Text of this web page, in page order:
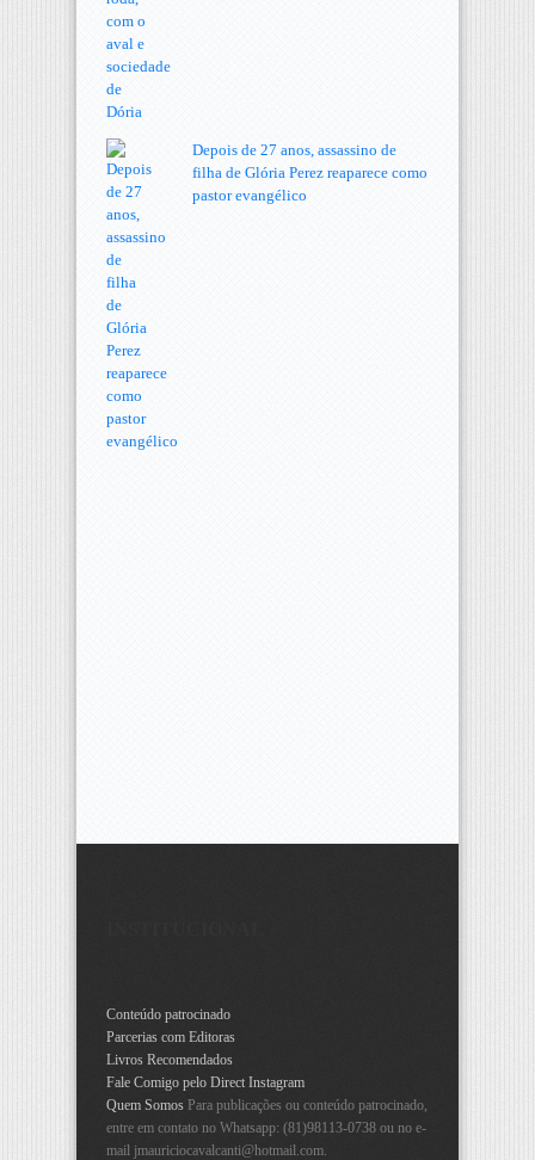
Depois de 27 anos, assassino de
filha de Glória Perez reaparece como
pastor evangélico
Conteúdo patrocinado
Parcerias com Editoras
Livros Recomendados
Fale Comigo pelo Direct Instagram
Quem Somos Para publicações ou conteúdo patrocinado,
entre em contato no Whatsapp: (81)98113-0738 ou no e-
mail jmauriciocavalcanti@hotmail.com.